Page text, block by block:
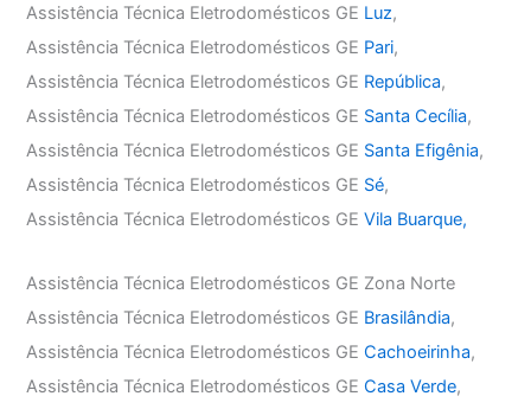
Assistência Técnica Eletrodomésticos GE Luz,
Assistência Técnica Eletrodomésticos GE Pari,
Assistência Técnica Eletrodomésticos GE República,
Assistência Técnica Eletrodomésticos GE Santa Cecília,
Assistência Técnica Eletrodomésticos GE Santa Efigênia,
Assistência Técnica Eletrodomésticos GE Sé,
Assistência Técnica Eletrodomésticos GEVila Buarque,
Assistência Técnica Eletrodomésticos GE Zona Norte
Assistência Técnica Eletrodomésticos GE Brasilândia,
Assistência Técnica Eletrodomésticos GECachoeirinha,
Assistência Técnica Eletrodomésticos GECasa Verde,